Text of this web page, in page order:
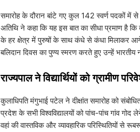
​समारोह के दौरान बांटे गए कुल 142 स्वर्ण पदकों में
अतिथि ने कहा कि यह इस बात का सीधा प्रमाण है
के हर क्षेत्र में पुरुषों के साथ कंधे से कंधा मिलाकर
बलिदान दिवस का पुण्य स्मरण करते हुए उन्हें भारतीय
​राज्यपाल ने विद्यार्थियों को ग्रामीण
​कुलाधिपति मंगुभाई पटेल ने दीक्षांत समारोह को
प्रदेश के सभी विश्वविद्यालयों को पांच-पांच गांव
वहां की वास्तविक और व्यावहारिक परिस्थितियों